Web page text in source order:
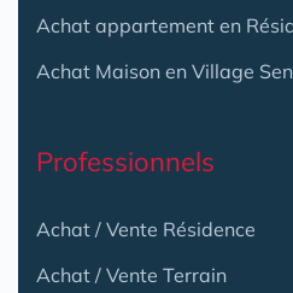
Achat appartement en
Achat Maison en Village
Professionnels
Achat / Vente Résidence
Achat / Vente Terrain